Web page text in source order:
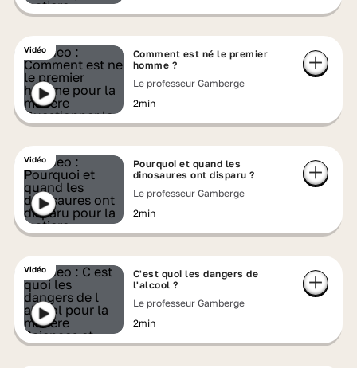
Vidéo
Comment est né le premier
homme ?
Le professeur Gamberge
2min
Vidéo
Pourquoi et quand les
dinosaures ont disparu ?
Le professeur Gamberge
2min
Vidéo
C'est quoi les dangers de
l'alcool ?
Le professeur Gamberge
2min